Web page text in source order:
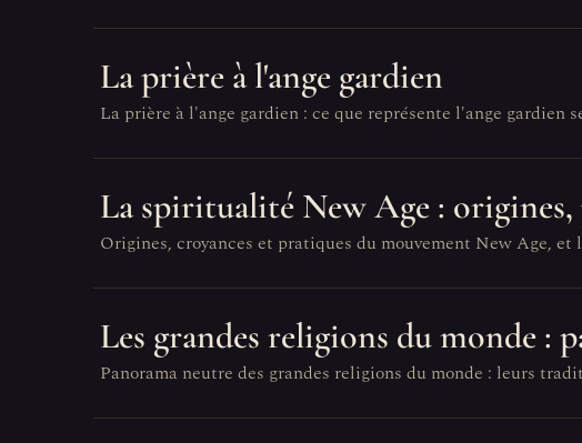
La prière à l'ange gardien
La prière à l'ange gardien : ce que représente l'ange gardien
La spiritualité New Age :
Origines, croyances et pratiques du mouvement New Age,
Les grandes religions du monde :
Panorama neutre des grandes religions du monde : leurs